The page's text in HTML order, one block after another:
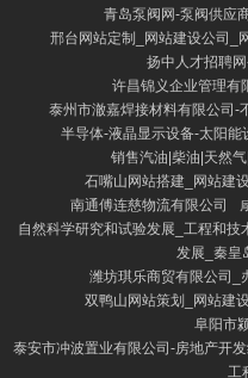
青岛泵阀网-泵阀供应
邢台网站定制_网站建设公司_
扬中人才招聘
许昌锦义企业管理有
泰州市澈嘉焊接材料有限公司-
半导体-液晶显示设备-太阳能
销售汽油|柴油|天然
石嘴山网站搭建_网站建
南通傅连慈物流有限公司
自然科学研究和试验发展_工程和
发展_秦皇
潍坊琪乐商贸有限公司_
双鸭山网站策划_网站建
阜阳市
泰安市冲波置业有限公司-房地产开
工